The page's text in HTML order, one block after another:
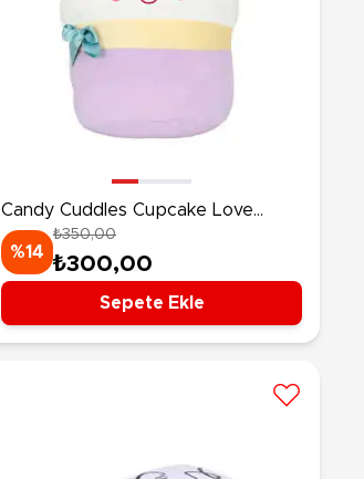
Candy Cuddles Cupcake Love
Peluş
%14
₺350,00
₺300,00
Sepete Ekle